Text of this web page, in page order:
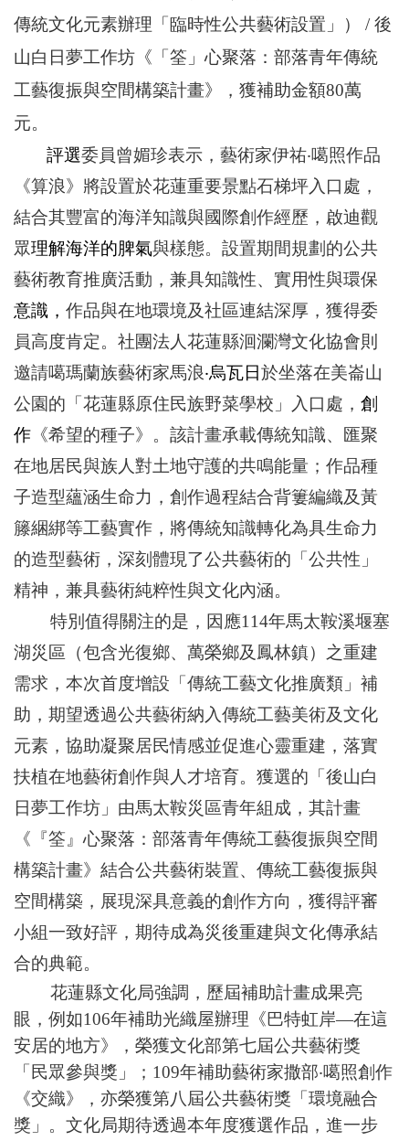
傳統文化元素辦理「臨時性公共藝術設置」） /後
山白日夢工作坊《「筌」心聚落：部落青年傳統
工藝復振與空間構築計畫》，獲補助金額80萬
元。
評選委員曾媚珍表示，藝術家伊祐‧噶照作品
《算浪》將設置於花蓮重要景點石梯坪入口處，
結合其豐富的海洋知識與國際創作經歷，啟迪觀
眾理解海洋的脾氣與樣態。設置期間規劃的公共
藝術教育推廣活動，兼具知識性、實用性與環保
意識 ，作品與在地環境及社區連結深厚，獲得委
員高度肯定。社團法人花蓮縣洄瀾灣文化協會則
邀請噶瑪蘭族藝術家馬浪‧烏瓦日於坐落在美崙山
公園的「花蓮縣原住民族野菜學校」入口處，創
作 《希望的種子》。該計畫承載傳統知識、匯聚
在地居民與族人對土地守護的共鳴能量；作品種
子造型蘊涵生命力，創作過程結合背簍編織及黃
籐綑綁等工藝實作，將傳統知識轉化為具生命力
的造型藝術，深刻體現了公共藝術的「公共性」
精神，兼具藝術純粹性與文化內涵。
特別值得關注的是，因應114年馬太鞍溪堰塞
湖災區（包含光復鄉、萬榮鄉及鳳林鎮）之重建
需求，本次首度增設「傳統工藝文化推廣類」補
助，期望透過公共藝術納入傳統工藝美術及文化
元素，協助凝聚居民情感並促進心靈重建，落實
扶植在地藝術創作與人才培育。獲選的「後山白
日夢工作坊」由馬太鞍災區青年組成，其計畫
《『筌』心聚落：部落青年傳統工藝復振與空間
構築計畫》結合公共藝術裝置、傳統工藝復振與
空間構築，展現深具意義的創作方向，獲得評審
小組一致好評，期待成為災後重建與文化傳承結
合的典範。
花蓮縣文化局強調，歷屆補助計畫成果亮
眼，例如106年補助光織屋辦理《巴特虹岸—在這
安居的地方》，榮獲文化部第七屆公共藝術獎
「民眾參與獎」；109年補助藝術家撒部‧噶照創作
《交織》，亦榮獲第八屆公共藝術獎「環境融合
獎」。文化局期待透過本年度獲選作品，進一步